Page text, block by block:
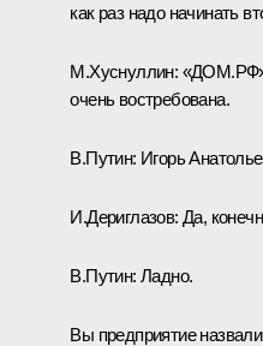
как раз надо начинать
М.Хуснуллин: «ДОМ.РФ»
очень востребована.
В.Путин: Игорь
И.Дериглазов: Да,
В.Путин: Ладно.
Вы предприятие